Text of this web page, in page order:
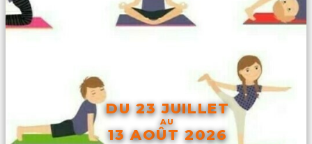
DU 23 JUILLET
AU
13 AOÛT 2026